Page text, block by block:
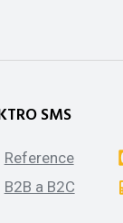
SMS
Reference
B2B a B2C